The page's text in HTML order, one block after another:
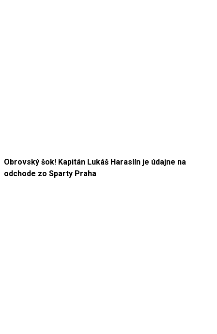
Obrovský šok! Kapitán Lukáš Haraslín je údajne na
odchode zo Sparty Praha